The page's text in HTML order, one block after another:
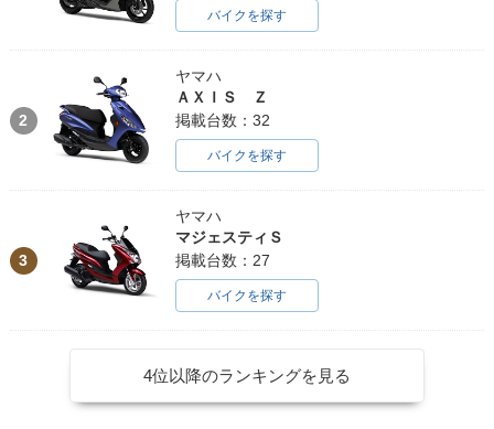
バイクを探す
2
ヤマハ
ＡＸＩＳ Ｚ
掲載台数：32
バイクを探す
3
ヤマハ
マジェスティＳ
掲載台数：27
バイクを探す
4位以降のランキングを見る